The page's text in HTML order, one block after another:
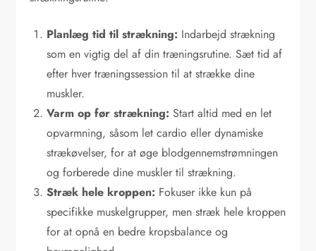
Planlæg tid til strækning: Indarbejd strækning
som en vigtig del af din træningsrutine. Sæt tid af
efter hver træningssession til at strække dine
muskler.
Varm op før strækning: Start altid med en let
opvarmning, såsom let cardio eller dynamiske
strækøvelser, for at øge blodgennemstrømningen
og forberede dine muskler til strækning.
Stræk hele kroppen: Fokuser ikke kun på
specifikke muskelgrupper, men stræk hele kroppen
for at opnå en bedre kropsbalance og